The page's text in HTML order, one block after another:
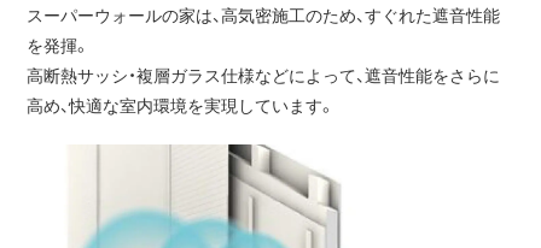
スーパーウォールの家は、高気密施工のため、すぐれた遮音性能
を発揮。
高断熱サッシ・複層ガラス仕様などによって、遮音性能をさらに
高め、快適な室内環境を実現しています。